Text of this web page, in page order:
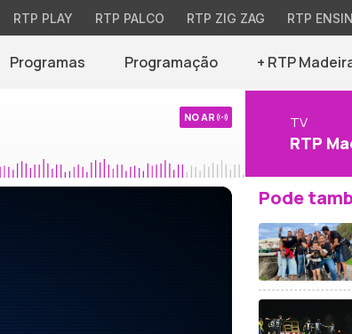
RTP PLAY RTP PALCO RTP ZIG ZAG RTP
Programas Programação + RTP
NO AR TV
RTP
Pode